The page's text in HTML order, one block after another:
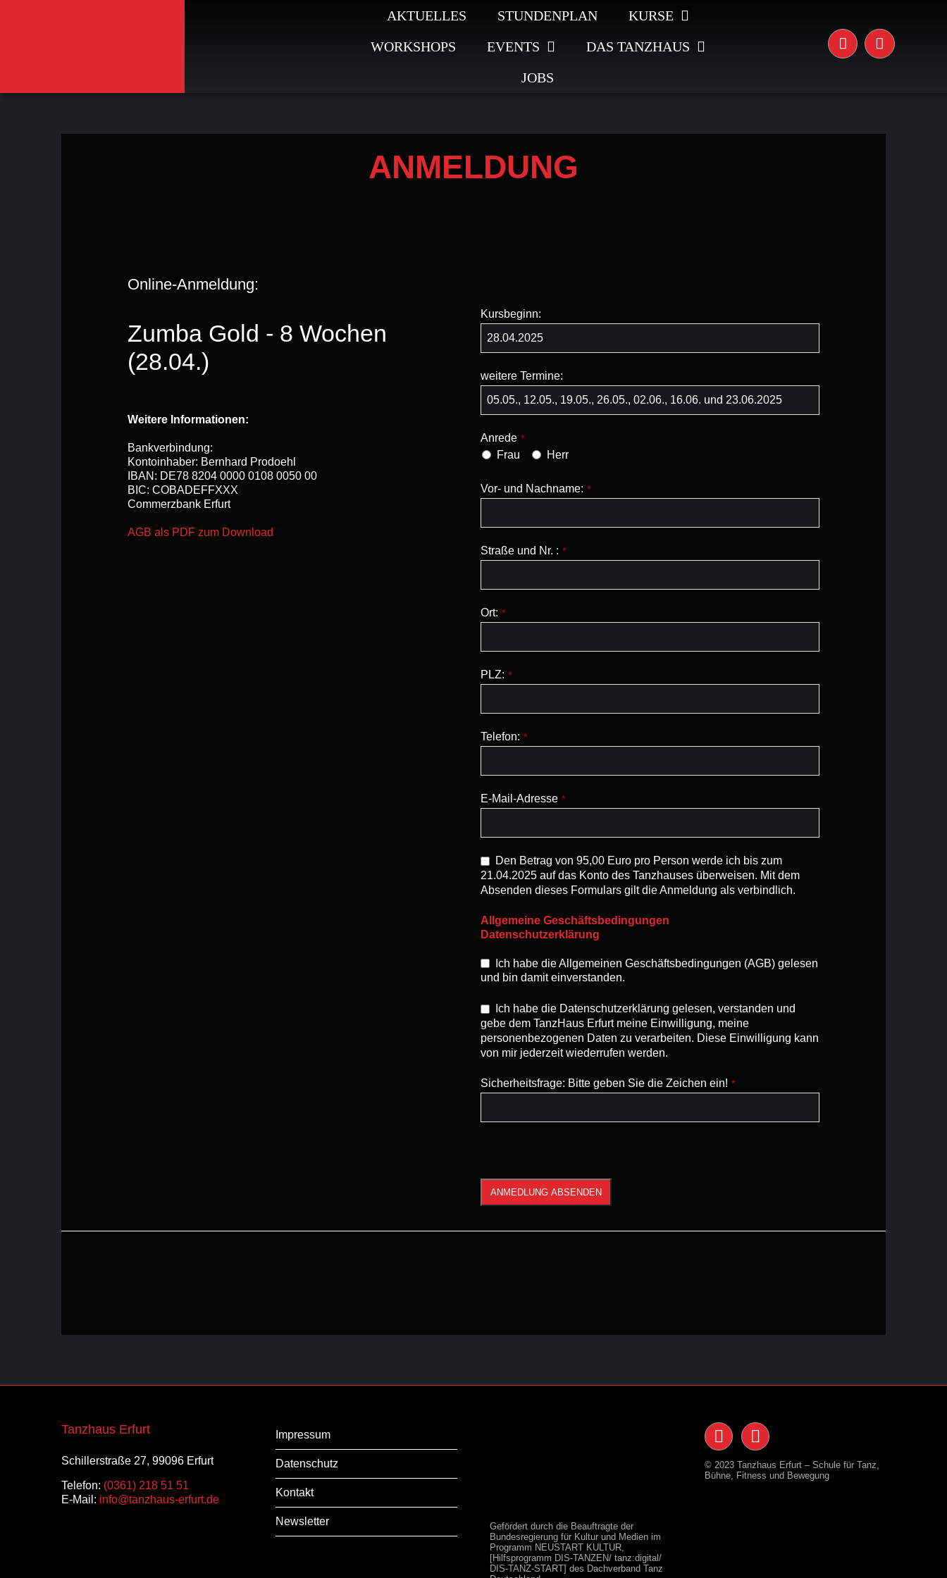
AKTUELLES STUNDENPLAN
KURSE
WORKSHOPS
EVENTS
DAS TANZHAUS
JOBS
ANMELDUNG
URL *
Online-Anmeldung:
Zumba Gold - 8 Wochen
(28.04.)
Weitere Informationen:
Bankverbindung:
Kontoinhaber: Bernhard Prodoehl
IBAN: DE78 8204 0000 0108 0050 00
BIC: COBADEFFXXX
Commerzbank Erfurt
AGB als PDF zum Download
Kursbeginn:
weitere Termine:
Anrede *
Frau Herr
Vor- und Nachname: *
Straße und Nr. : *
Ort: *
PLZ: *
Telefon: *
E-Mail-Adresse *
Den Betrag von 95,00 Euro pro Person werde ich bis zum
21.04.2025 auf das Konto des Tanzhauses überweisen. Mit dem
Absenden dieses Formulars gilt die Anmeldung als verbindlich.
Allgemeine Geschäftsbedingungen
Datenschutzerklärung
Ich habe die Allgemeinen Geschäftsbedingungen (AGB) gelesen
und bin damit einverstanden.
Ich habe die Datenschutzerklärung gelesen, verstanden und
gebe dem TanzHaus Erfurt meine Einwilligung, meine
personenbezogenen Daten zu verarbeiten. Diese Einwilligung kann
von mir jederzeit wiederrufen werden.
Sicherheitsfrage: Bitte geben Sie die Zeichen ein! *
ANMEDLUNG ABSENDEN
Tanzhaus Erfurt
Schillerstraße 27, 99096 Erfurt
Telefon: (0361) 218 51 51
E-Mail: info@tanzhaus-erfurt.de
Impressum
Datenschutz
Kontakt
Newsletter
Gefördert durch die Beauftragte der
Bundesregierung für Kultur und Medien im
Programm NEUSTART KULTUR,
[Hilfsprogramm DIS-TANZEN/ tanz:digital/
DIS-TANZ-START] des Dachverband Tanz
© 2023 Tanzhaus Erfurt – Schule für Tanz,
Bühne, Fitness und Bewegung